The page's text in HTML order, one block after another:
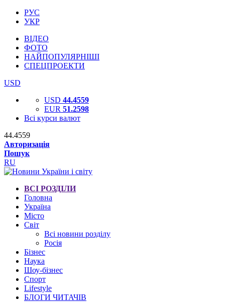
РУС
УКР
ВІДЕО
ФОТО
НАЙПОПУЛЯРНІШІ
СПЕЦПРОЕКТИ
USD
USD 44.4559
EUR 51.2598
Всі курси валют
44.4559
Авторизація
Пошук
RU
ВСІ РОЗДІЛИ
Головна
Україна
Місто
Світ
Всі новини розділу
Росія
Бізнес
Наука
Шоу-бізнес
Спорт
Lifestyle
БЛОГИ ЧИТАЧІВ